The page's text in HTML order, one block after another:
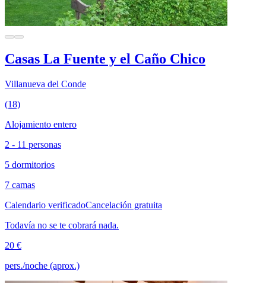
Casas La Fuente y el Caño Chico
Villanueva del Conde
(18)
Alojamiento entero
2 - 11 personas
5 dormitorios
7 camas
Calendario verificadoCancelación gratuita
Todavía no se te cobrará nada.
20 €
pers./noche (aprox.)